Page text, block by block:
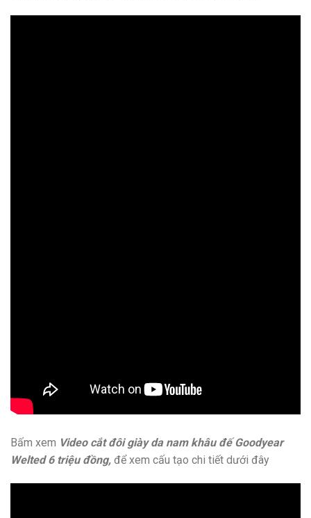
Bấm xem Video cắt đôi giày da nam khâu đế Goodyear
Welted 6 triệu đồng, để xem cấu tạo chi tiết dưới đây